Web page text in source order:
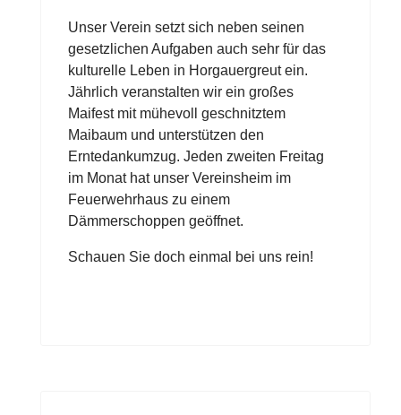
Unser Verein setzt sich neben seinen
gesetzlichen Aufgaben auch sehr für das
kulturelle Leben in Horgauergreut ein.
Jährlich veranstalten wir ein großes
Maifest mit mühevoll geschnitztem
Maibaum und unterstützen den
Erntedankumzug. Jeden zweiten Freitag
im Monat hat unser Vereinsheim im
Feuerwehrhaus zu einem
Dämmerschoppen geöffnet.
Schauen Sie doch einmal bei uns rein!